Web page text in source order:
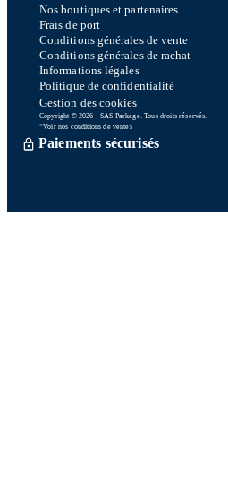
Nos boutiques et partenaires
Frais de port
Conditions générales de vente
Conditions générales de rachat
Informations légales
Politique de confidentialité
Gestion des cookies
Copyright © 2026 - SAS Parkage. Tous droits réservés.
*Voir nos conditions de ventes
Paiements sécurisés